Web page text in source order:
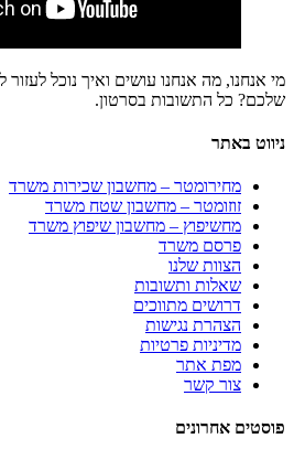
מי אנחנו, מה אנחנו עושים ואיך נוכל
שלכם? כל התשובות בסרטון.
ניווט באתר
מחירומטר – מחשבון שכירות משרד
זוזומטר – מחשבון שטח משרד
מחשיפוץ – מחשבון שיפוץ משרד
פרסם משרד
הצוות שלנו
שאלות ותשובות
דרושים מתווכים
הצהרת נגישות
מדיניות פרטיות
מפת אתר
צור קשר
פוסטים אחרונים